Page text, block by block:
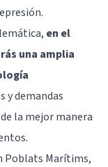
en el
una amplia
y demandas
la mejor manera
Poblats Marítims,